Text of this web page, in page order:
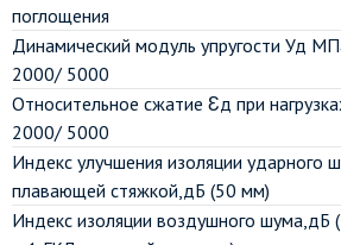
поглощения
Динамический модуль упругости Уд
2000/ 5000
Относительное сжатие Ɛд при
2000/ 5000
Индекс улучшения изоляции ударного
плавающей стяжкой,дБ (50 мм)
Индекс изоляции воздушного шума,дБ